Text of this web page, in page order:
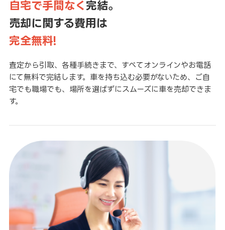
自宅で手間なく 完結。
売却に関する費用は
完全無料!
査定から引取、各種手続きまで、すべてオンラインやお電話
にて無料で完結します。車を持ち込む必要がないため、ご自
宅でも職場でも、場所を選ばずにスムーズに車を売却できま
す。